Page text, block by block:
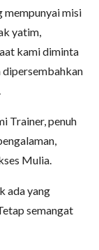
mempunyai misi
yatim,
kami diminta
Trainer, penuh
Mulia.
ada yang
semangat